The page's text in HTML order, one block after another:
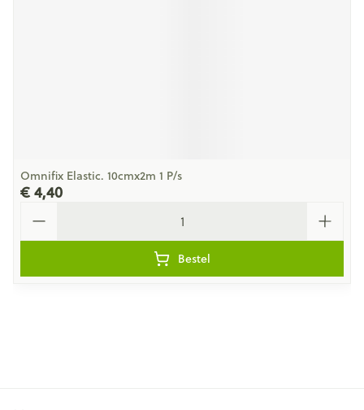
Omnifix Elastic. 10cmx2m 1 P/s
€ 4,40
Bestel